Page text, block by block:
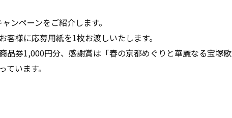
ンペーンをご紹介します。
様に応募用紙を1枚お渡しいたします。
品券1,000円分、感謝賞は「春の京都めぐりと華麗なる宝塚歌
います。